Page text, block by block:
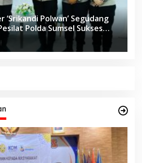
‘Srikandi Polwan’ Segudang
Polda Sumsel Sukses
Menpora Cup II 2024